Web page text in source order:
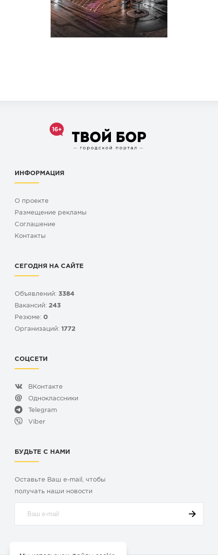
ИНФОРМАЦИЯ
О проекте
Размещение рекламы
Cоглашение
Контакты
СЕГОДНЯ НА САЙТЕ
Объявлений: 3384
Вакансий: 243
Резюме: 0
Организаций: 1772
СОЦСЕТИ
ВКонтакте
Одноклассники
Telegram
Viber
БУДЬТЕ С НАМИ
Оставьте Ваш e-mail, чтобы
получать наши новости